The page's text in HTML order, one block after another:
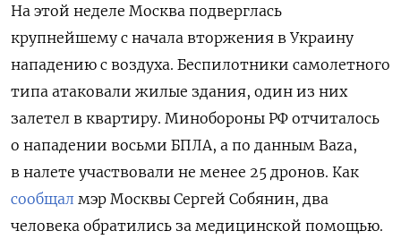
На этой неделе Москва подверглась
крупнейшему с начала вторжения в Украину
нападению с воздуха. Беспилотники самолетного
типа атаковали жилые здания, один из них
залетел в квартиру. Минобороны РФ отчиталось
о нападении восьми БПЛА, а по данным Baza,
в налете участвовали не менее 25 дронов. Как
сообщал мэр Москвы Сергей Собянин, два
человека обратились за медицинской помощью.